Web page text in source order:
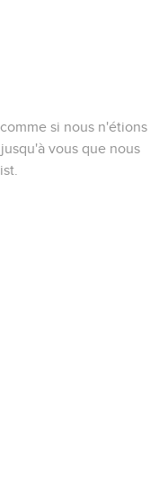
si nous n'étions
vous que nous